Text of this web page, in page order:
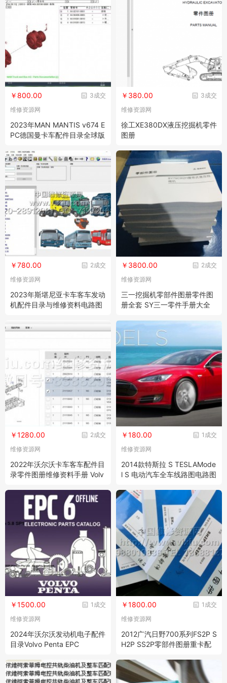
3成交
￥800.00
维修资源网
2023年MAN MANTIS v674 E
PC德国曼卡车配件目录全球版
3成交
￥380.00
维修资源网
徐工XE380DX液压挖掘机零件
图册
2成交
￥780.00
维修资源网
2023年斯堪尼亚卡车客车发动
机配件目录与维修资料电路图
2成交
￥3800.00
维修资源网
三一挖掘机零部件图册零件图
册全套 SY三一零件手册大全
2成交
￥1280.00
维修资源网
2022年沃尔沃卡车客车配件目
录零件图册维修资料手册 Volv
1成交
￥180.00
维修资源网
2014款特斯拉 S TESLAMode
l S 电动汽车全车线路图电路图
1成交
￥1500.00
维修资源网
2024年沃尔沃发动机电子配件
目录Volvo Penta EPC
1成交
￥1800.00
维修资源网
2012广汽日野700系列FS2P S
H2P SS2P零部件图册重卡配